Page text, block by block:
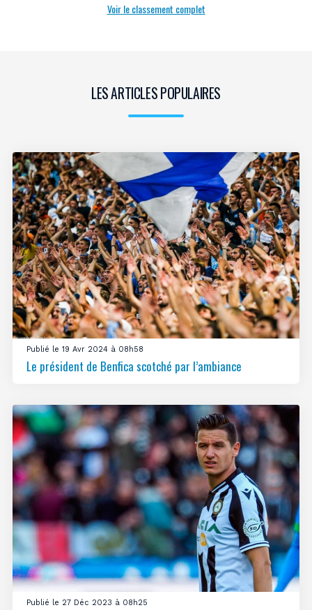
Voir le classement complet
LES ARTICLES POPULAIRES
Publié le 19 Avr 2024 à 08h58
Le président de Benfica scotché par l’ambiance
Publié le 27 Déc 2023 à 08h25